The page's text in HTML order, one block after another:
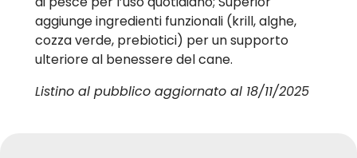
aggiunge ingredienti funzionali (krill, alghe,
cozza verde, prebiotici) per un supporto
ulteriore al benessere del cane.
Listino al pubblico aggiornato al 18/11/2025